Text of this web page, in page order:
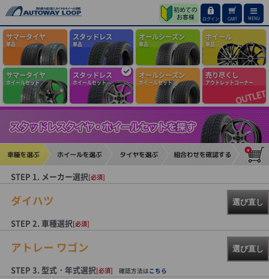
ログイン CART MENU
サマータイヤ
単品
スタッドレス
単品
オールシーズン
単品
ホイール
単品
サマータイヤ
ホイールセット
スタッドレス
ホイールセット
オールシーズン
ホイールセット
売り尽くし
アウトレットコーナー
STEP 1. メーカー選択[必須]
ダイハツ 選び直し
STEP 2. 車種選択[必須]
アトレー ワゴン 選び直し
STEP 3. 型式・年式選択[必須] 確認方法はこちら